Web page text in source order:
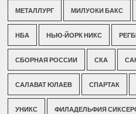
МЕТАЛЛУРГ МИЛУОКИ БАКС
НБА НЬЮ-ЙОРК НИКС
СБОРНАЯ РОССИИ СКА
САЛАВАТ ЮЛАЕВ СПАРТАК
УНИКС ФИЛАДЕЛЬФИЯ